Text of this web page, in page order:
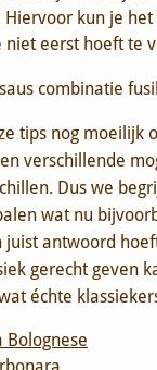
kun je
niet eerst hoeft te
tips nog moeilijk
verschillende
Dus we
wat nu
antwoord
gerecht geven
échte
Bolognese